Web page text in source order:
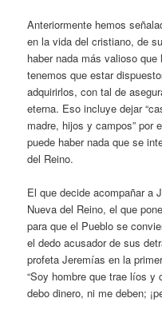
Anteriormente hemos
en la vida del cristiano, de
haber nada más valioso
tenemos que estar
adquirirlos, con tal de
eterna. Eso incluye dejar
madre, hijos y campos” por
puede haber nada que se
del Reino.
El que decide acompañar a
Nueva del Reino, el que
para que el Pueblo se
el dedo acusador de sus
profeta Jeremías en la
“Soy hombre que trae líos
debo dinero, ni me deben;